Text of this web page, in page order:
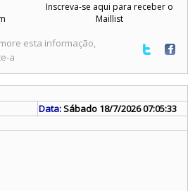
Inscreva-se aqui para receber o
Maillist
esta informação,
a
Data:Sábado 18/7/2026 07:05:33